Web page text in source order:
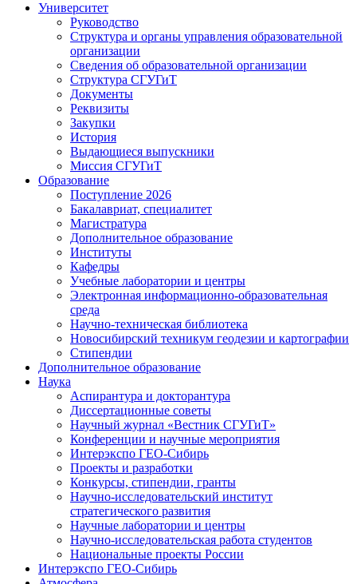
Университет
Руководство
Структура и органы управления образовательной
организации
Сведения об образовательной организации
Структура СГУГиТ
Документы
Реквизиты
Закупки
История
Выдающиеся выпускники
Миссия СГУГиТ
Образование
Поступление 2026
Бакалавриат, специалитет
Магистратура
Дополнительное образование
Институты
Кафедры
Учебные лаборатории и центры
Электронная информационно-образовательная
среда
Научно-техническая библиотека
Новосибирский техникум геодезии и картографии
Стипендии
Дополнительное образование
Наука
Аспирантура и докторантура
Диссертационные советы
Научный журнал «Вестник СГУГиТ»
Конференции и научные мероприятия
Интерэкспо ГЕО-Сибирь
Проекты и разработки
Конкурсы, стипендии, гранты
Научно-исследовательский институт
стратегического развития
Научные лаборатории и центры
Научно-исследовательская работа студентов
Национальные проекты России
Интерэкспо ГЕО-Сибирь